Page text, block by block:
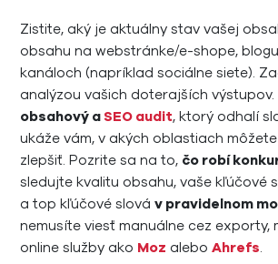
Zistite, aký je aktuálny stav vašej
obsahu na webstránke/e-shope,
kanáloch (napríklad sociálne siete).
analýzou vašich doterajších výstupov.
obsahový aSEO audit, ktorý odhalí
ukáže vám, v akých oblastiach
zlepšiť. Pozrite sa na to, čo robí
sledujte kvalitu obsahu, vaše kľúčové
a top kľúčové slováv pravidelnom
nemusíte viesť manuálne cez exporty,
online služby ako Moz aleboAhrefs.